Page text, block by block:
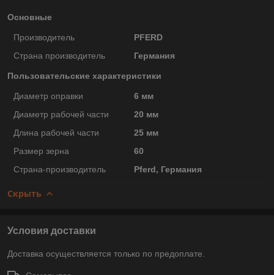
Основные
Производитель
PFERD
Страна производитель
Германия
Пользовательские характеристики
Диаметр оправки
6 мм
Диаметр рабочей части
20 мм
Длина рабочей части
25 мм
Размер зерна
60
Страна-производитель
Pferd, Германия
Скрыть
Условия доставки
Доставка осуществляется только по предоплате.